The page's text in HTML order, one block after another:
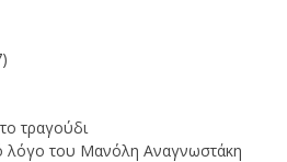
τραγούδι
λόγο του Μανόλη Αναγνωστάκη